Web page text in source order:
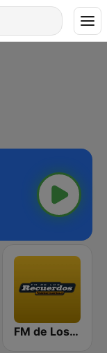
FM de Los Recuerdos